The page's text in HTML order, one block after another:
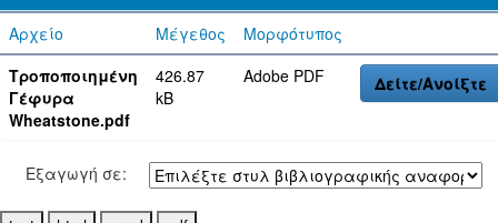
Αρχείο Μέγεθος
Μορφότυπος
Τροποποιημένη
Γέφυρα
Wheatstone.pdf
426.87
kB
Adobe PDF Δείτε/Ανοίξτε
Εξαγωγή σε: